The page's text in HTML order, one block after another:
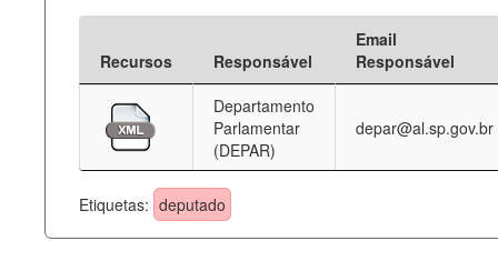
Catálogo de dados
Processo Legislativo
Deputados Estaduais
Administração
Legislação
Agenda
Recursos Responsável
Email
Responsável
Departamento
Parlamentar
(DEPAR)
depar@al.sp.gov.br
Etiquetas: deputado